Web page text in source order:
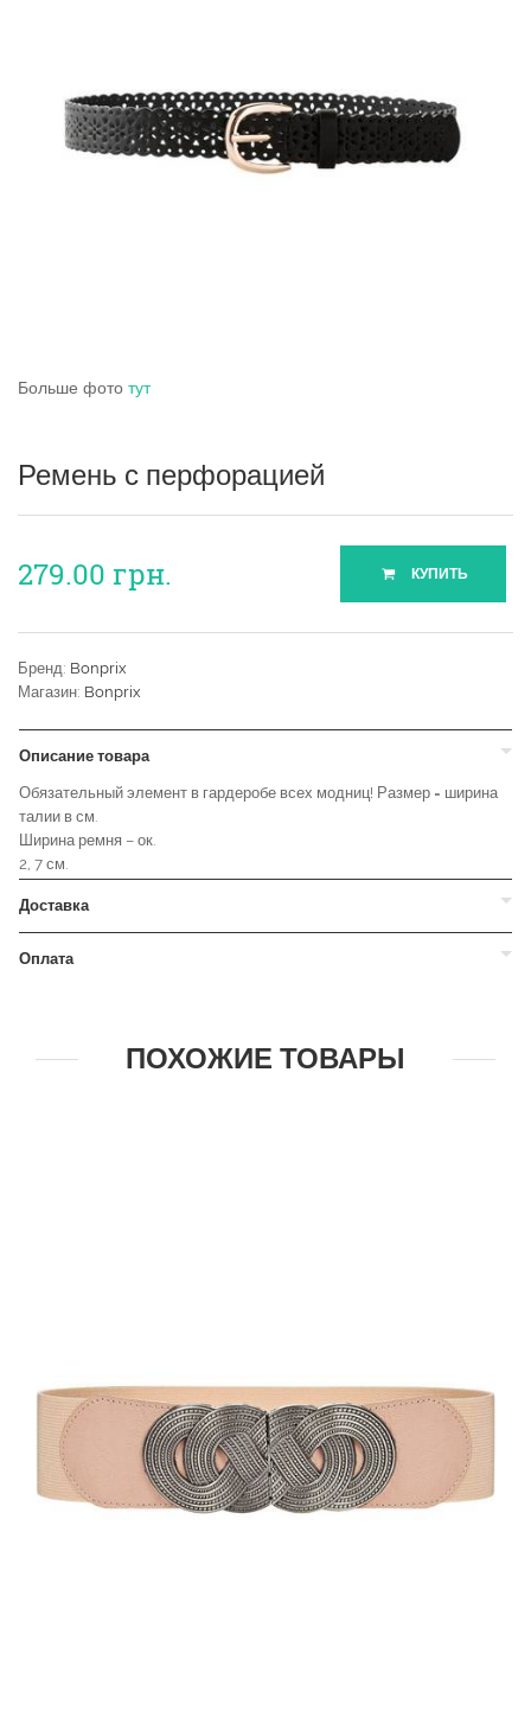
Больше фото тут
Ремень с перфорацией
279.00 грн. КУПИТЬ
Бренд: Bonprix
Магазин: Bonprix
Описание товара
Обязательный элемент в гардеробе всех модниц! Размер = ширина
талии в см.
Ширина ремня – ок.
2, 7 см.
Доставка
Оплата
ПОХОЖИЕ ТОВАРЫ